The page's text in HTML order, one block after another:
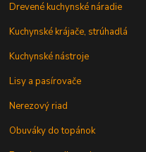
Drevené kuchynské náradie
Kuchynské krájače, strúhadlá
Kuchynské nástroje
Lisy a pasírovače
Nerezový riad
Obuváky do topánok